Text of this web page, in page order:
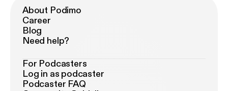
About Podimo
Career
Blog
Need help?
For Podcasters
Log in as podcaster
Podcaster FAQ